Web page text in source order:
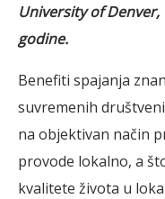
University of Denver,
godine.
Benefiti spajanja
suvremenih
na objektivan način
provode lokalno, a
kvalitete života u